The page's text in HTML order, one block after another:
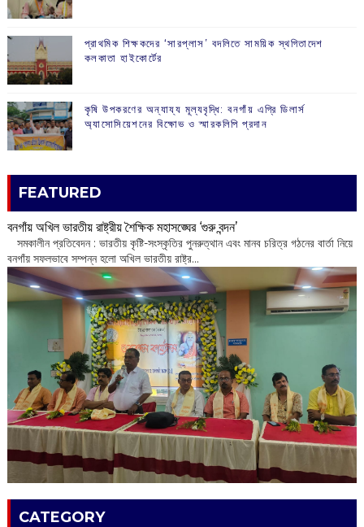
প্রাথমিক শিক্ষকদের ‘সারপ্লাস’ বদলিতে সাময়িক স্থগিতাদেশ
কলকাতা হাইকোর্টের
কৃষি উপকরণের অন্যায্য মূল্যবৃদ্ধি: বনগাঁয় এগ্রি ডিলার্স
অ্যাসোসিয়েশনের বিক্ষোভ ও স্মারকলিপি প্রদান
FEATURED
বনগাঁয় অখিল ভারতীয় রাষ্ট্রীয় শৈক্ষিক মহাসঙ্ঘের ‘গুরু বন্দন’
​ সমকালীন প্রতিবেদন : ভারতীয় কৃষ্টি-সংস্কৃতির পুনরুত্থান এবং মানব চরিত্র গঠনের বার্তা নিয়ে
বনগাঁয় সফলভাবে সম্পন্ন হলো অখিল ভারতীয় রাষ্ট্র...
CATEGORY